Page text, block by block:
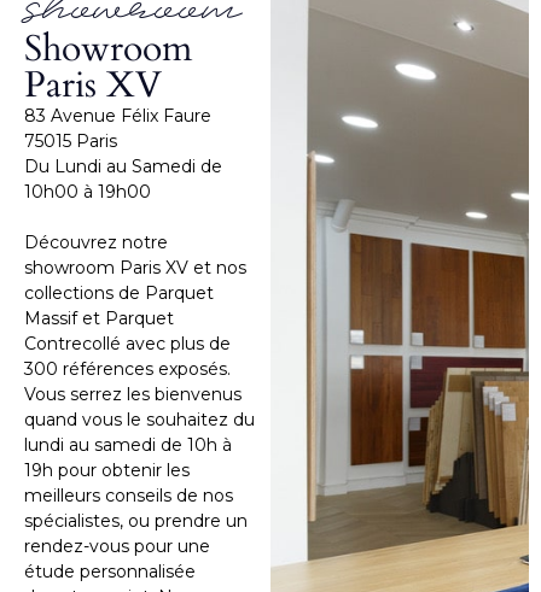
showroom
Showroom
Paris XV
83 Avenue Félix Faure
75015 Paris
Du Lundi au Samedi de
10h00 à 19h00
Découvrez notre
showroom Paris XV et nos
collections de Parquet
Massif et Parquet
Contrecollé avec plus de
300 références exposés.
Vous serrez les bienvenus
quand vous le souhaitez du
lundi au samedi de 10h à
19h pour obtenir les
meilleurs conseils de nos
spécialistes, ou prendre un
rendez-vous pour une
étude personnalisée